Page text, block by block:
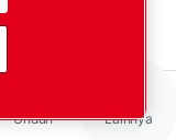
dingin. Hal ini
Unduh Lainnya